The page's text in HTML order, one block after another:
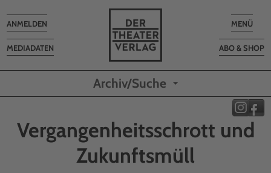
Toggle
MENÜ
ABO & SHOP
MEDIADATEN
Toggle
navigation
ANMELDEN
Archiv/Suche
Vergangenheitsschrott und
Zukunftsmüll